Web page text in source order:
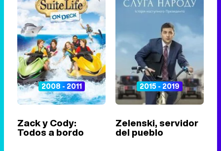
2008 - 2011
Zack y Cody:
Todos a bordo
2015 - 2019
Zelenski, servidor
del pueblo